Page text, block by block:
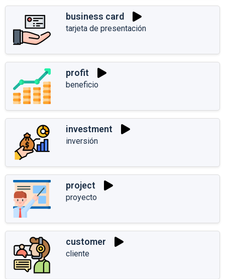
business card
tarjeta de presentación
profit
beneficio
investment
inversión
project
proyecto
customer
cliente